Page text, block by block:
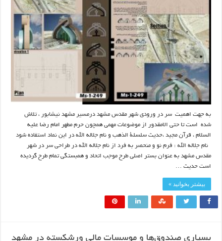
به جهت اهمیت سر در ورودی شهر مقدس مشهد درمسیر مشهد نیشابور ، تلاش
شده است تا حتی الامقدور از موضوعات مهمی همچون حرم مطهر امام رضا علیه
السلام ، قرآن مجید ،حدیث سلسلة الذهب و نام جلاله الله در این نماد استفاده شود
نام جلاله الله : فرم نو و منحصر به فرد از نام جلاله الله در طراحی سر در شهر
مقدس مشهد به عنوان بستر اصلی طرح موجب اتحاد و همبستگی تمام طرح گردیده
است حدیث …
بیشتر بخوانید »
بسیاری صندوق‌ها و موسسات مالی ورشکسته در مشهد